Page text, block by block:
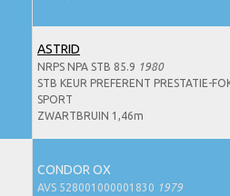
ASTRID
NRPS NPA STB 85.9 1980
STB KEUR PREFERENT PRESTATIE-
SPORT
ZWARTBRUIN 1,46m
CONDOR OX
AVS 528001000001830 1979